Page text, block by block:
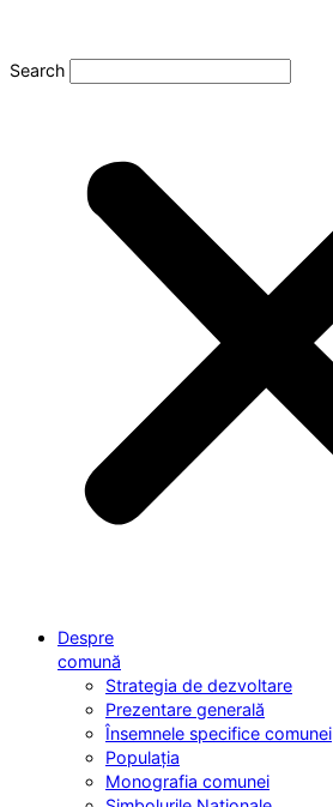
Search
Despre
comună
Strategia de dezvoltare
Prezentare generală
Însemnele specifice comunei
Populația
Monografia comunei